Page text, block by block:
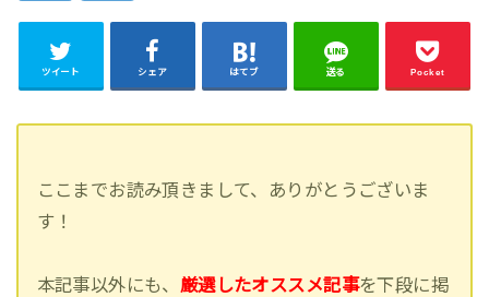
ツイート シェア はてブ 送る Pocket
ここまでお読み頂きまして、ありがとうございま
す！
本記事以外にも、 厳選したオススメ記事を下段に掲